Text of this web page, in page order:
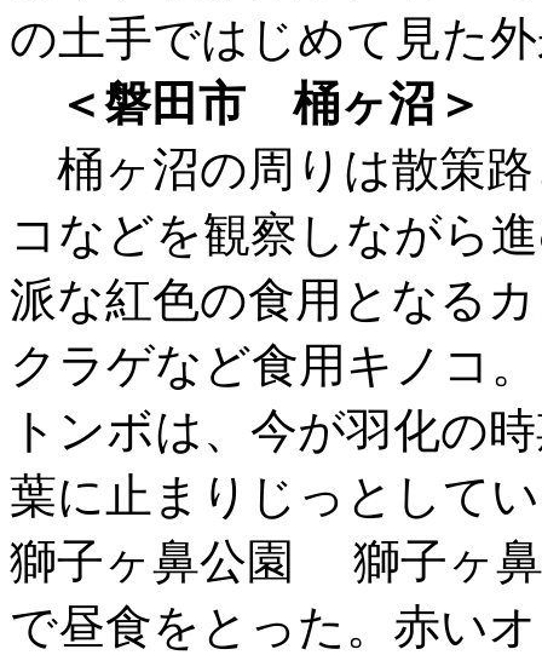
の土手ではじめて見た
＜磐田市 桶ヶ沼＞
桶ヶ沼の周りは散策
コなどを観察しながら
派な紅色の食用となる
クラゲなど食用キノコ
トンボは、今が羽化の
葉に止まりじっとして
獅子ヶ鼻公園 獅子ヶ鼻
で昼食をとった。赤い